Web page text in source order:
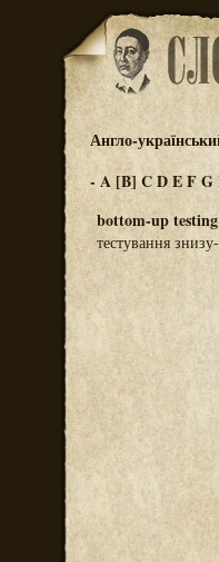
Англо-
-A [B] CDEFG
bottom-up testing
тестування